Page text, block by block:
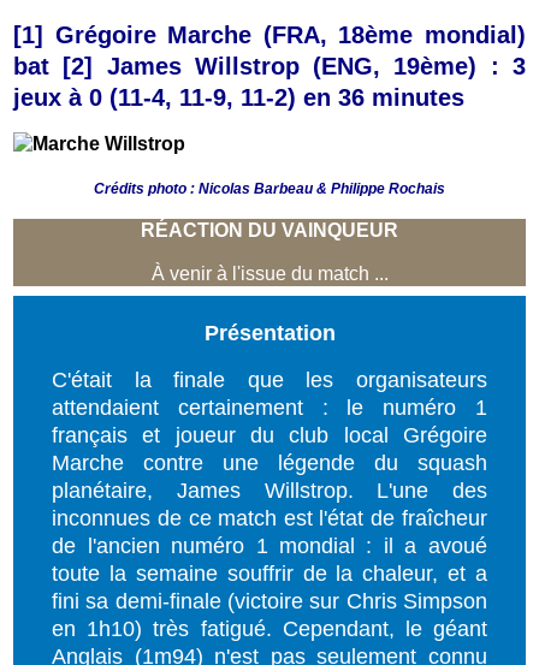
[1] Grégoire Marche (FRA, 18ème mondial)
bat [2] James Willstrop (ENG, 19ème) : 3
jeux à 0 (11-4, 11-9, 11-2) en 36 minutes
Crédits photo : Nicolas Barbeau & Philippe Rochais
RÉACTION DU VAINQUEUR
À venir à l'issue du match ...
Présentation
C'était la finale que les organisateurs
attendaient certainement : le numéro 1
français et joueur du club local Grégoire
Marche contre une légende du squash
planétaire, James Willstrop. L'une des
inconnues de ce match est l'état de fraîcheur
de l'ancien numéro 1 mondial : il a avoué
toute la semaine souffrir de la chaleur, et a
fini sa demi-finale (victoire sur Chris Simpson
en 1h10) très fatigué. Cependant, le géant
Anglais (1m94) n'est pas seulement connu